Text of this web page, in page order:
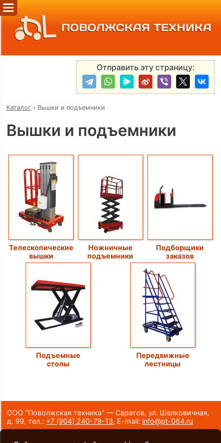
ПОВОЛЖСКАЯ ТЕХНИКА
Отправить эту страницу:
Каталог› Вышки и подъемники
Вышки и подъемники
Телескопические
вышки
Ножничные
подъемники
Подборщики
заказов
Подъемные
столы
Передвижные
лестницы
ООО "Поволжская техника" — Саратов, ул. Шелковичная,
д. 99,тел.: +7 (904) 240-79-13, E-mail: info@pt-064.ru